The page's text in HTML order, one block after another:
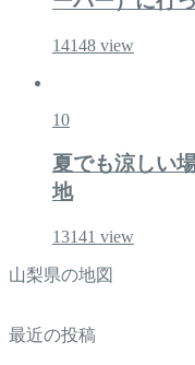
14148 view
10
夏でも涼しい
地
13141 view
山梨県の地図
最近の投稿